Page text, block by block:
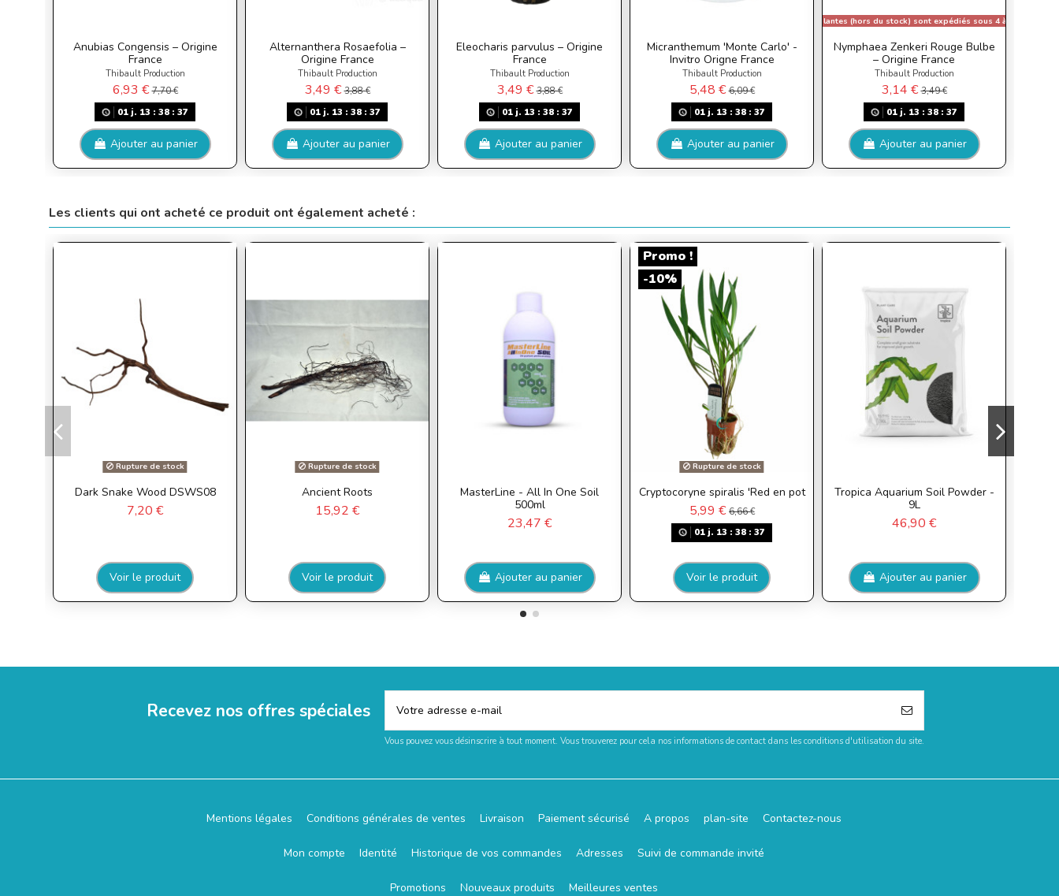
Anubias Congensis – Origine
France
Thibault Production
6,93 €7,70 €
01 j. 13 :38 :36
Ajouter au panier
Alternanthera Rosaefolia –
Origine France
Thibault Production
3,49 €3,88 €
01 j. 13 :38 :36
Ajouter au panier
Eleocharis parvulus – Origine
France
Thibault Production
3,49 €3,88 €
01 j. 13 :38 :36
Ajouter au panier
Micranthemum 'Monte Carlo' -
Invitro Origne France
Thibault Production
5,48 €6,09 €
01 j. 13 :38 :36
Ajouter au panier
*Les plantes (hors du stock) sont expédiés sous 4 à 10 jours
Nymphaea Zenkeri Rouge Bulbe
– Origine France
Thibault Production
3,14 €3,49 €
01 j. 13 :38 :36
Ajouter au panier
Les clients qui ont acheté ce produit ont également acheté :
Rupture de stock
Dark Snake Wood DSWS08
7,20 €
Voir le produit
Rupture de stock
Ancient Roots
15,92 €
Voir le produit
MasterLine - All In One Soil
500ml
23,47 €
Ajouter au panier
Promo !
-10%
Rupture de stock
Cryptocoryne spiralis 'Red en pot
5,99 € 6,66 €
01 j. 13 :38 :36
Voir le produit
Tropica Aquarium Soil Powder -
9L
46,90 €
Ajouter au panier
Recevez nos offres spéciales
Vous pouvez vous désinscrire à tout moment. Vous trouverez pour cela nos informations de contact dans les conditions d'utilisation du site.
Mentions légales Conditions générales de ventes Livraison Paiement sécurisé A propos plan-site Contactez-nous
Mon compte Identité Historique de vos commandes Adresses Suivi de commande invité
Promotions Nouveaux produits Meilleures ventes